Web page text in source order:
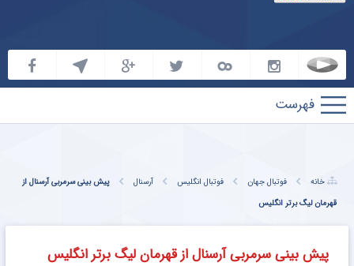
پارس
فوتبال
خانه فوتبال جهان فوتبال انگلیس آرسنال
پیش بینی سرمربی آرسنال از
قهرمان لیگ برتر انگلیس
پیش بینی سرمربی آرسنال از قهرمان لیگ برتر انگلیس